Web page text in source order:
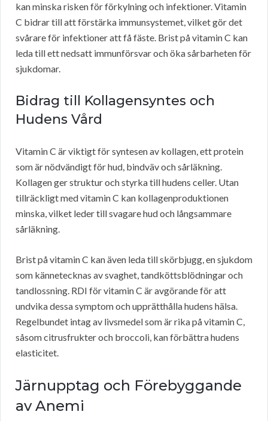
kan minska risken för förkylning och infektioner. Vitamin
C bidrar till att förstärka immunsystemet, vilket gör det
svårare för infektioner att få fäste. Brist på vitamin C kan
leda till ett nedsatt immunförsvar och öka sårbarheten för
sjukdomar.
Bidrag till Kollagensyntes och
Hudens Vård
Vitamin C är viktigt för syntesen av kollagen, ett protein
som är nödvändigt för hud, bindväv och sårläkning.
Kollagen ger struktur och styrka till hudens celler. Utan
tillräckligt med vitamin C kan kollagenproduktionen
minska, vilket leder till svagare hud och långsammare
sårläkning.
Brist på vitamin C kan även leda till skörbjugg, en sjukdom
som kännetecknas av svaghet, tandköttsblödningar och
tandlossning. RDI för vitamin C är avgörande för att
undvika dessa symptom och upprätthålla hudens hälsa.
Regelbundet intag av livsmedel som är rika på vitamin C,
såsom citrusfrukter och broccoli, kan förbättra hudens
elasticitet.
Järnupptag och Förebyggande
av Anemi